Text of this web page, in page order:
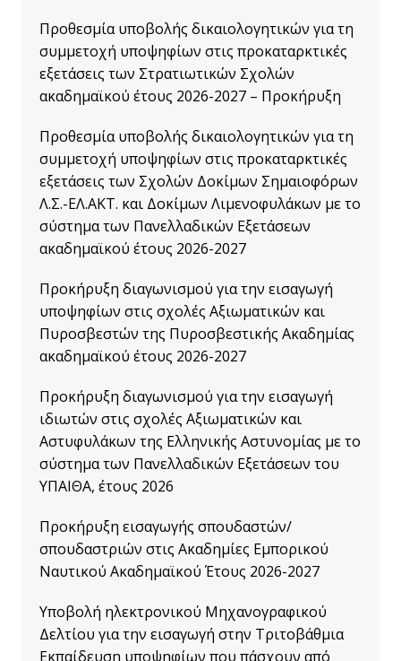
Προθεσμία υποβολής δικαιολογητικών για τη
συμμετοχή υποψηφίων στις προκαταρκτικές
εξετάσεις των Στρατιωτικών Σχολών
ακαδημαϊκού έτους 2026-2027 – Προκήρυξη
Προθεσμία υποβολής δικαιολογητικών για τη
συμμετοχή υποψηφίων στις προκαταρκτικές
εξετάσεις των Σχολών Δοκίμων Σημαιοφόρων
Λ.Σ.-ΕΛ.ΑΚΤ. και Δοκίμων Λιμενοφυλάκων με το
σύστημα των Πανελλαδικών Εξετάσεων
ακαδημαϊκού έτους 2026-2027
Προκήρυξη διαγωνισμού για την εισαγωγή
υποψηφίων στις σχολές Αξιωματικών και
Πυροσβεστών της Πυροσβεστικής Ακαδημίας
ακαδημαϊκού έτους 2026-2027
Προκήρυξη διαγωνισμού για την εισαγωγή
ιδιωτών στις σχολές Αξιωματικών και
Αστυφυλάκων της Ελληνικής Αστυνομίας με το
σύστημα των Πανελλαδικών Εξετάσεων του
ΥΠΑΙΘΑ, έτους 2026
Προκήρυξη εισαγωγής σπουδαστών/
σπουδαστριών στις Ακαδημίες Εμπορικού
Ναυτικού Ακαδημαϊκού Έτους 2026-2027
Υποβολή ηλεκτρονικού Μηχανογραφικού
Δελτίου για την εισαγωγή στην Τριτοβάθμια
Εκπαίδευση υποψηφίων που πάσχουν από